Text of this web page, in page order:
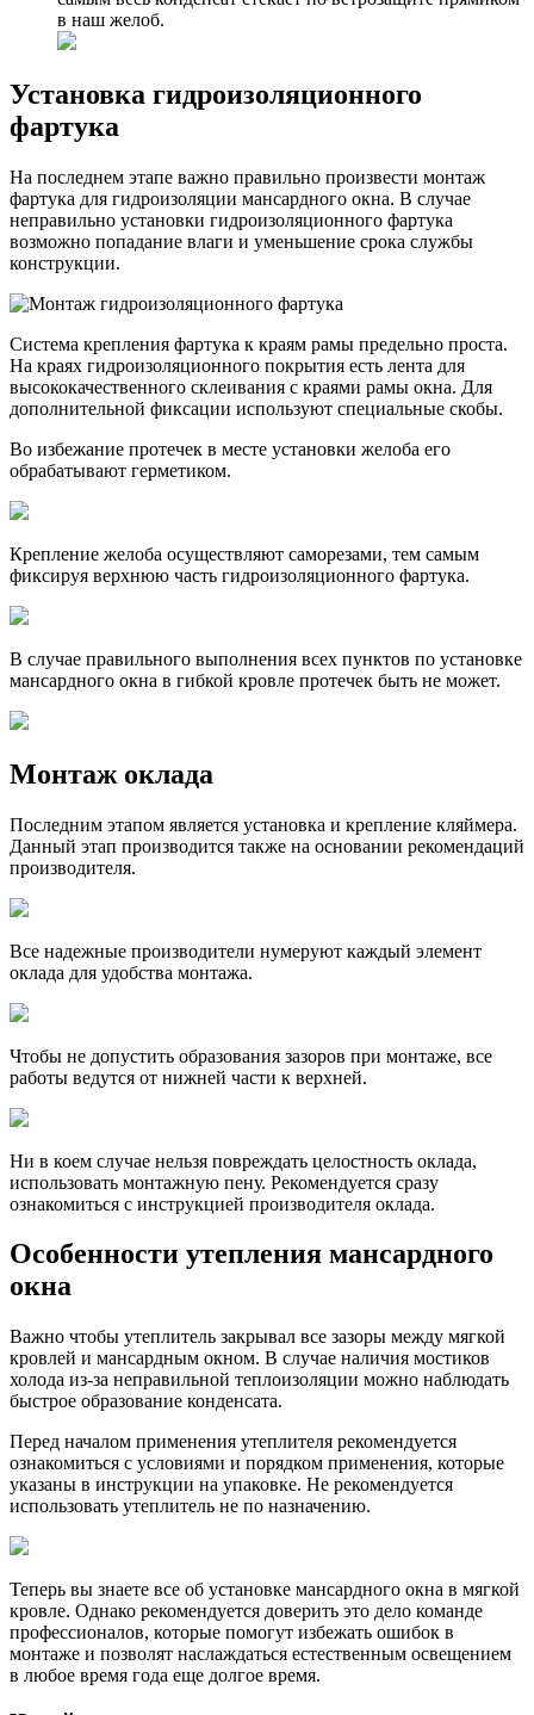
в наш желоб.
Установка гидроизоляционного
фартука
На последнем этапе важно правильно произвести монтаж
фартука для гидроизоляции мансардного окна. В случае
неправильно установки гидроизоляционного фартука
возможно попадание влаги и уменьшение срока службы
конструкции.
Система крепления фартука к краям рамы предельно проста.
На краях гидроизоляционного покрытия есть лента для
высококачественного склеивания с краями рамы окна. Для
дополнительной фиксации используют специальные скобы.
Во избежание протечек в месте установки желоба его
обрабатывают герметиком.
Крепление желоба осуществляют саморезами, тем самым
фиксируя верхнюю часть гидроизоляционного фартука.
В случае правильного выполнения всех пунктов по установке
мансардного окна в гибкой кровле протечек быть не может.
Монтаж оклада
Последним этапом является установка и крепление кляймера.
Данный этап производится также на основании рекомендаций
производителя.
Все надежные производители нумеруют каждый элемент
оклада для удобства монтажа.
Чтобы не допустить образования зазоров при монтаже, все
работы ведутся от нижней части к верхней.
Ни в коем случае нельзя повреждать целостность оклада,
использовать монтажную пену. Рекомендуется сразу
ознакомиться с инструкцией производителя оклада.
Особенности утепления мансардного
окна
Важно чтобы утеплитель закрывал все зазоры между мягкой
кровлей и мансардным окном. В случае наличия мостиков
холода из-за неправильной теплоизоляции можно наблюдать
быстрое образование конденсата.
Перед началом применения утеплителя рекомендуется
ознакомиться с условиями и порядком применения, которые
указаны в инструкции на упаковке. Не рекомендуется
использовать утеплитель не по назначению.
Теперь вы знаете все об установке мансардного окна в мягкой
кровле. Однако рекомендуется доверить это дело команде
профессионалов, которые помогут избежать ошибок в
монтаже и позволят наслаждаться естественным освещением
в любое время года еще долгое время.